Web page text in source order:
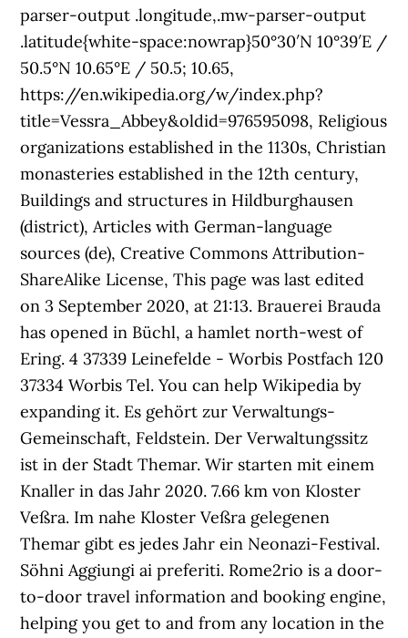
parser-output .longitude,.mw-parser-output
.latitude{white-space:nowrap}50°30′N 10°39′E /
50.5°N 10.65°E / 50.5; 10.65,
https://en.wikipedia.org/w/index.php?
title=Vessra_Abbey&oldid=976595098, Religious
organizations established in the 1130s, Christian
monasteries established in the 12th century,
Buildings and structures in Hildburghausen
(district), Articles with German-language
sources (de), Creative Commons Attribution-
ShareAlike License, This page was last edited
on 3 September 2020, at 21:13. Brauerei Brauda
has opened in Büchl, a hamlet north-west of
Ering. 4 37339 Leinefelde - Worbis Postfach 120
37334 Worbis Tel. You can help Wikipedia by
expanding it. Es gehört zur Verwaltungs-
Gemeinschaft, Feldstein. Der Verwaltungssitz
ist in der Stadt Themar. Wir starten mit einem
Knaller in das Jahr 2020. 7.66 km von Kloster
Veßra. Im nahe Kloster Veßra gelegenen
Themar gibt es jedes Jahr ein Neonazi-Festival.
Söhni Aggiungi ai preferiti. Rome2rio is a door-
to-door travel information and booking engine,
helping you get to and from any location in the